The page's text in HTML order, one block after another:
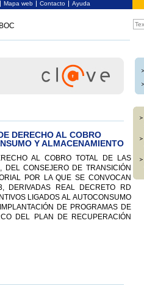
Mapa web Contacto Ayuda
BOC
DERECHO AL COBRO
Y ALMACENAMIENTO
AL COBRO TOTAL DE LAS
DEL CONSEJERO DE TRANSICIÓN
POR LA QUE SE CONVOCAN
DERIVADAS REAL DECRETO RD
LIGADOS AL AUTOCONSUMO
DE PROGRAMAS DE
DEL PLAN DE RECUPERACIÓN